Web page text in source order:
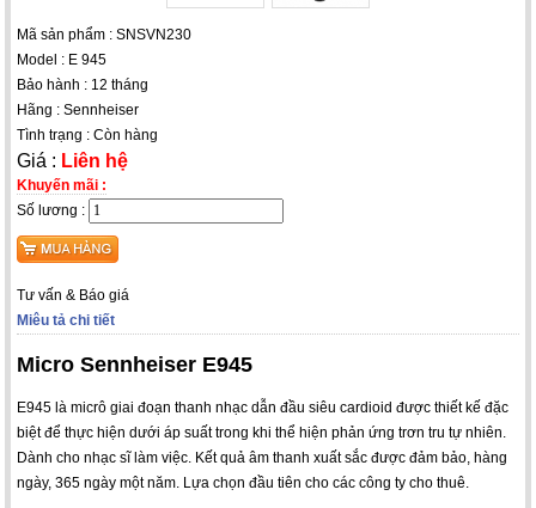
Mã sản phẩm : SNSVN230
Model : E 945
Bảo hành : 12 tháng
Hãng : Sennheiser
Tình trạng : Còn hàng
Giá : Liên hệ
Khuyến mãi :
Số lương :
Tư vấn & Báo giá
Miêu tả chi tiết
Micro Sennheiser E945
E945 là micrô giai đoạn thanh nhạc dẫn đầu siêu cardioid được thiết kế đặc
biệt để thực hiện dưới áp suất trong khi thể hiện phản ứng trơn tru tự nhiên.
Dành cho nhạc sĩ làm việc. Kết quả âm thanh xuất sắc được đảm bảo, hàng
ngày, 365 ngày một năm. Lựa chọn đầu tiên cho các công ty cho thuê.